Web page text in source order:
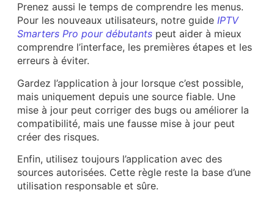
Prenez aussi le temps de comprendre les menus.
Pour les nouveaux utilisateurs, notre guide IPTV
Smarters Pro pour débutantspeut aider à mieux
comprendre l’interface, les premières étapes et les
erreurs à éviter.
Gardez l’application à jour lorsque c’est possible,
mais uniquement depuis une source fiable. Une
mise à jour peut corriger des bugs ou améliorer la
compatibilité, mais une fausse mise à jour peut
créer des risques.
Enfin, utilisez toujours l’application avec des
sources autorisées. Cette règle reste la base d’une
utilisation responsable et sûre.